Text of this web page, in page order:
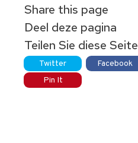
Share this page
Deel deze pagina
Teilen Sie diese Seite
Twitter Facebook
Pin It